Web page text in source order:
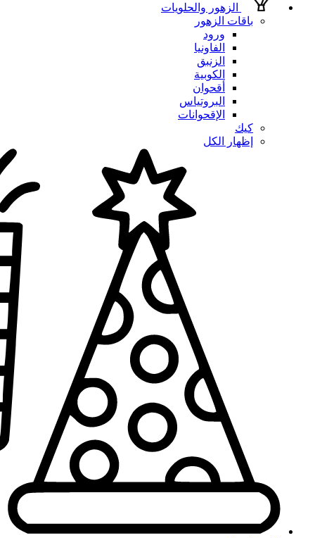
الزهور والحلويات
باقات الزهور
ورود
الفاونيا
الزنبق
الكوبية
أقحوان
البروتياس
الإقحوانات
كيك
إظهار الكل